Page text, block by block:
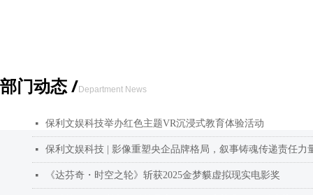
部门动态 /Department News
넷 保利文娱科技举办红色主题VR沉浸式教育体验活动
넷 保利文娱科技 | 影像重塑央企品牌格局，叙事铸魂传递责任力
넷 《达芬奇・时空之轮》斩获2025金梦貘虚拟现实电影奖